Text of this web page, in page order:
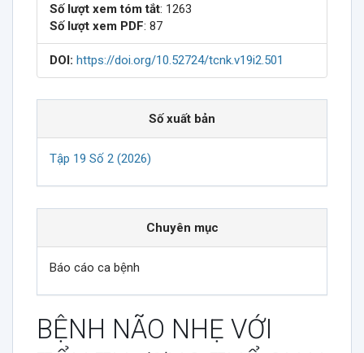
Số lượt xem tóm tắt: 1263
Số lượt xem PDF: 87
DOI: https://doi.org/10.52724/tcnk.v19i2.501
Số xuất bản
Tập 19 Số 2 (2026)
Chuyên mục
Báo cáo ca bệnh
BỆNH NÃO NHẸ VỚI